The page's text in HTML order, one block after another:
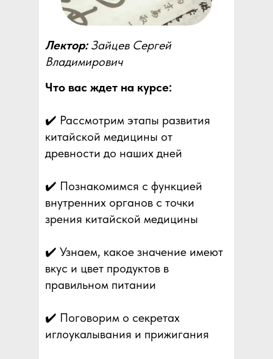
Что вас ждет на курсе:
✔️ Рассмотрим этапы развития
китайской медицины от
древности до наших дней
✔️ Познакомимся с функцией
внутренних органов с точки
зрения китайской медицины
✔️ Узнаем, какое значение имеют
вкус и цвет продуктов в
правильном питании
✔️ Поговорим о секретах
иглоукалывания и прижигания
Лектор: Зайцев Сергей
Владимирович